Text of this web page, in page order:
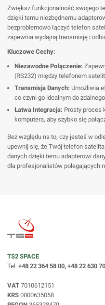
Zwiększ funkcjonalność swojego
dzięki temu niezbędnemu
bezproblemowo łączyć telefon
zapewnia wydajną transmisję i
Kluczowe Cechy:
Niezawodne Połączenie:
(RS232) między telefonem
Transmisja Danych: Umożliwia
co czyni go idealnym do
Łatwa Integracja: Prosty proces
komputera, aby szybko się
Bez względu na to, czy jesteś w
upewnij się, że Twój telefon
danych dzięki temu adapterowi
dla profesjonalistów polegających
TS2 SPACE
Tel: +48 22 364 58 00, +48 22 630
VAT 7010612151
KRS 0000635058